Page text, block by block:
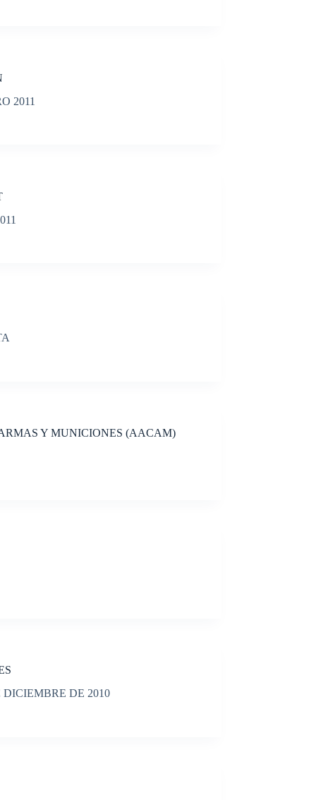
2011
Y MUNICIONES (AACAM)
DE 2010